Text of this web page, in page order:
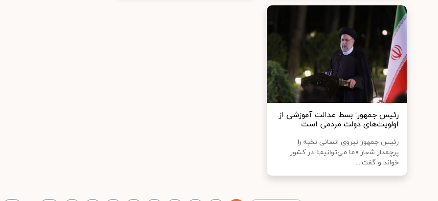
رئیس جمهور: بسط عدالت آموزشی از
اولویت‌های دولت مردمی است
رئیس جمهور نیروی انسانی نخبه را
پرچمدار شعار «ما می‌توانیم» در کشور
خواند و گفت:...